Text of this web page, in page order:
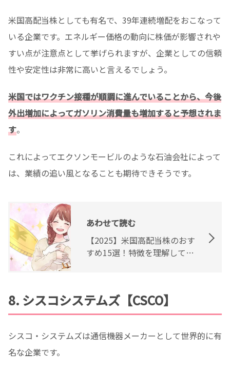
米国高配当株としても有名で、39年連続増配をおこなって
いる企業です。エネルギー価格の動向に株価が影響されや
すい点が注意点として挙げられますが、企業としての信頼
性や安定性は非常に高いと言えるでしょう。
米国ではワクチン接種が順調に進んでいることから、今後
外出増加によってガソリン消費量も増加すると予想されま
す。
これによってエクソンモービルのような石油会社によって
は、業績の追い風となることも期待できそうです。
あわせて読む
【2025】米国高配当株のおす
すめ15選！特徴を理解して楽
8. シスコシステムズ【CSCO】
シスコ・システムズは通信機器メーカーとして世界的に有
名な企業です。